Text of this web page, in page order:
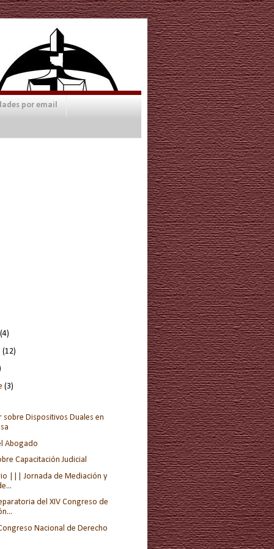
por email
(4)
(12)
(3)
sobre Dispositivos Duales en
Abogado
Capacitación Judicial
||| Jornada de Mediación y
del XIV Congreso de
Nacional de Derecho